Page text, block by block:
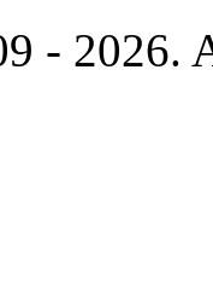
- 2026.